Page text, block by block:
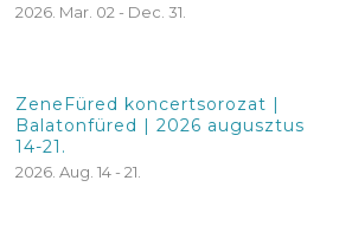
2026. Mar. 02 - Dec. 31.
ZeneFüred koncertsorozat |
Balatonfüred | 2026 augusztus
14-21.
2026. Aug. 14 - 21.